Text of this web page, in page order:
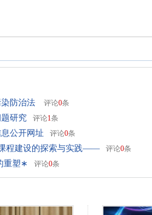
防治法 评论0条
研究 评论1条
公开网址 评论0条
程建设的探索与实践—— 评论0条
重塑∗ 评论0条